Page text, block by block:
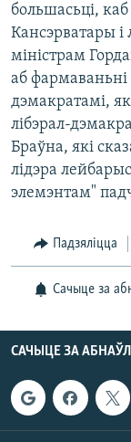
ПАЛІТВЯЗЬНІ
КУЛЬТУРА
КАЛЯНДАР
PREMIUM
МОВА
НА ХВАЛЯХ
Усе сайты
большасьці,
Кансэрватары
міністрам
аб фармаваньні
дэмакратамі,
лібэрал-
Браўна, які
лідэра
элемэнтам"
Падзяліцца
Сачыце за
САЧЫЦЕ ЗА